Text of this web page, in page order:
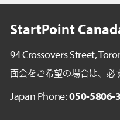
StartPoint
94 Crossovers Street,
面会をご希望の場合は、
Japan Phone:050-5806-